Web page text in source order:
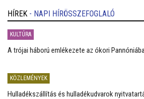
HÍREK - NAPI HÍRÖSSZEFOGLALÓ
KULTÚRA
A trójai háború emlékezete az ókori
KÖZLEMÉNYEK
Hulladékszállítás és hulladékudvarok